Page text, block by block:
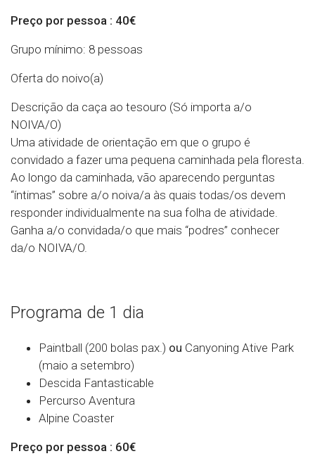
Preço por pessoa : 40€
Grupo mínimo: 8 pessoas
Oferta do noivo(a)
Descrição da caça ao tesouro (Só importa a/o
NOIVA/O)
Uma atividade de orientação em que o grupo é
convidado a fazer uma pequena caminhada pela floresta.
Ao longo da caminhada, vão aparecendo perguntas
“íntimas” sobre a/o noiva/a às quais todas/os devem
responder individualmente na sua folha de atividade.
Ganha a/o convidada/o que mais “podres” conhecer
da/o NOIVA/O.
Programa de 1 dia
Paintball (200 bolas pax.) ou Canyoning Ative Park
(maio a setembro)
Descida Fantasticable
Percurso Aventura
Alpine Coaster
Preço por pessoa : 60€